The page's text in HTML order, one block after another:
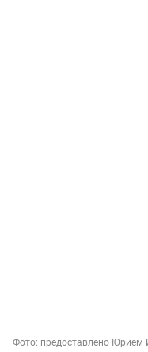
Фото: предоставлено